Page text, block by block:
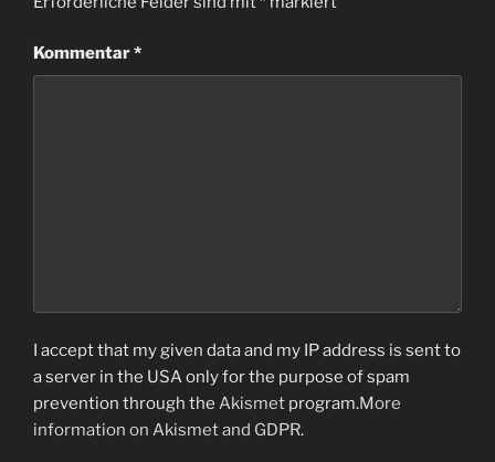
Kommentar*
I accept that my given data and my IP address is sent to
a server in the USA only for the purpose of spam
prevention through the Akismet program.More
information on Akismet and GDPR.